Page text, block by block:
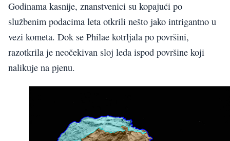
Godinama kasnije, znanstvenici su kopajući po
službenim podacima leta otkrili nešto jako intrigantno u
vezi kometa. Dok se Philae kotrljala po površini,
razotkrila je neočekivan sloj leda ispod površine koji
nalikuje na pjenu.